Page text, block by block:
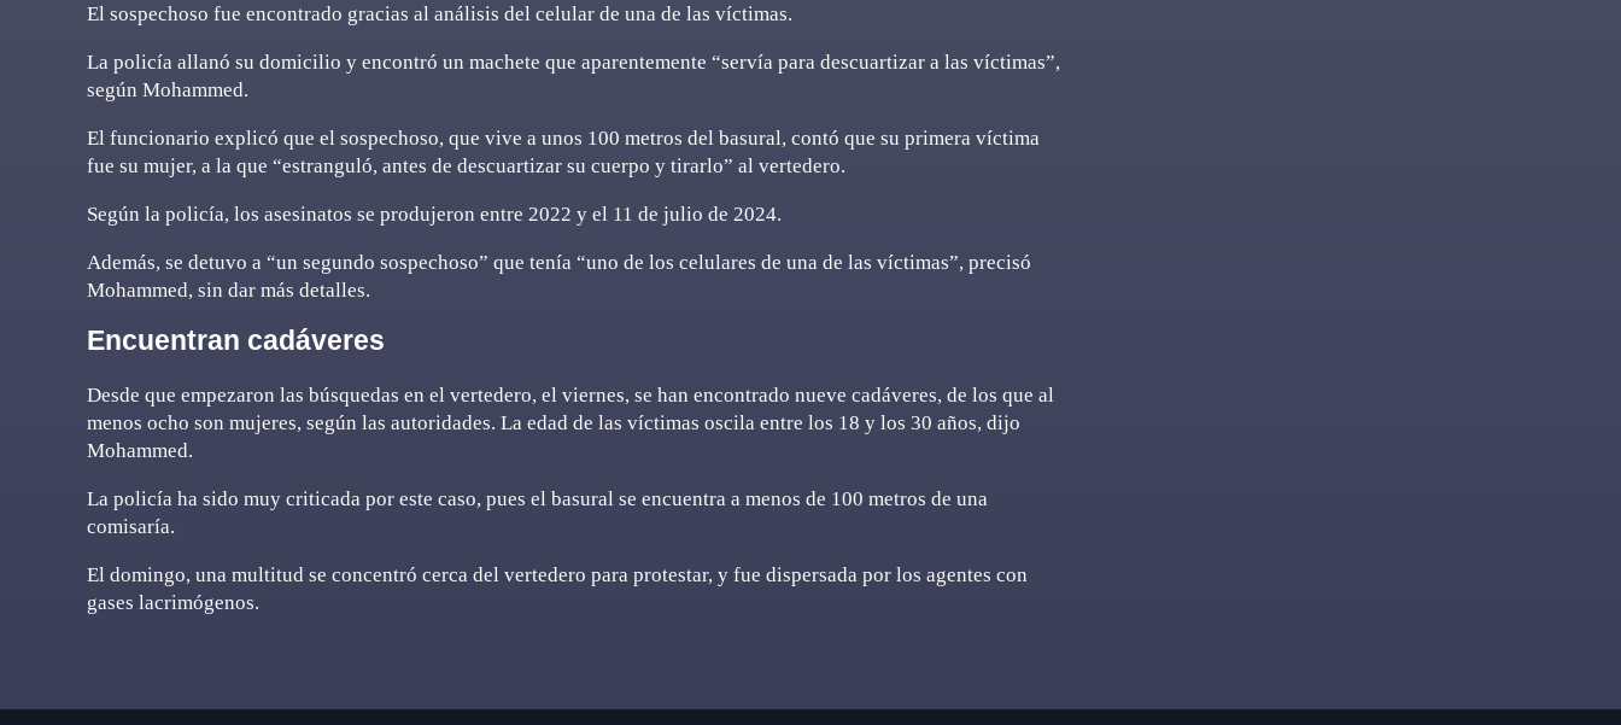
El sospechoso fue encontrado gracias al análisis del celular de una de las víctimas.
La policía allanó su domicilio y encontró un machete que aparentemente “servía para descuartizar a las víctimas”,
según Mohammed.
El funcionario explicó que el sospechoso, que vive a unos 100 metros del basural, contó que su primera víctima
fue su mujer, a la que “estranguló, antes de descuartizar su cuerpo y tirarlo” al vertedero.
Según la policía, los asesinatos se produjeron entre 2022 y el 11 de julio de 2024.
Además, se detuvo a “un segundo sospechoso” que tenía “uno de los celulares de una de las víctimas”, precisó
Mohammed, sin dar más detalles.
Encuentran cadáveres
Desde que empezaron las búsquedas en el vertedero, el viernes, se han encontrado nueve cadáveres, de los que al
menos ocho son mujeres, según las autoridades. La edad de las víctimas oscila entre los 18 y los 30 años, dijo
Mohammed.
La policía ha sido muy criticada por este caso, pues el basural se encuentra a menos de 100 metros de una
comisaría.
El domingo, una multitud se concentró cerca del vertedero para protestar, y fue dispersada por los agentes con
gases lacrimógenos.